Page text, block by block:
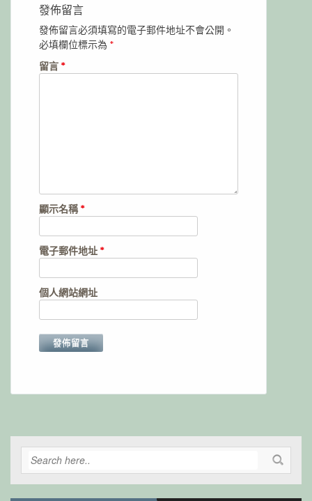
發佈留言
發佈留言必須填寫的電子郵件地址不會公開。
必填欄位標示為 *
留言 *
顯示名稱*
電子郵件地址 *
個人網站網址